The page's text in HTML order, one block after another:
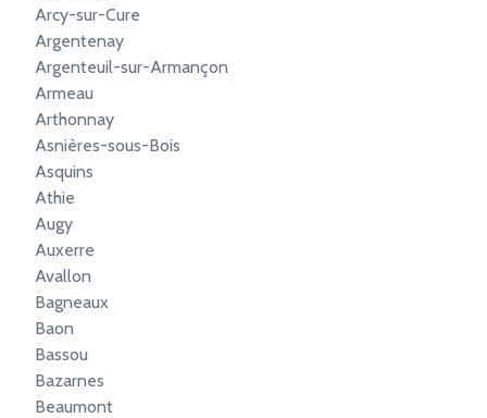
Arcy-sur-Cure
Argentenay
Argenteuil-sur-Armançon
Armeau
Arthonnay
Asnières-sous-Bois
Asquins
Athie
Augy
Auxerre
Avallon
Bagneaux
Baon
Bassou
Bazarnes
Beaumont